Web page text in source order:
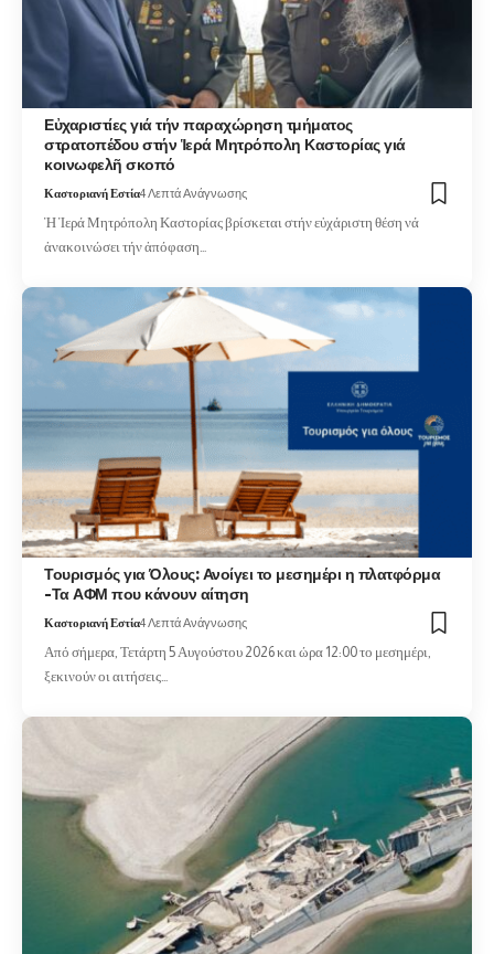
Εὐχαριστίες γιά τήν παραχώρηση τμήματος
στρατοπέδου στήν Ἱερά Μητρόπολη Καστορίας γιά
κοινωφελῆ σκοπό
Καστοριανή Εστία4 Λεπτά Ανάγνωσης
Ἡ Ἱερά Μητρόπολη Καστορίας βρίσκεται στήν εὐχάριστη θέση νά
ἀνακοινώσει τήν ἀπόφαση…
Τουρισμός για Όλους: Ανοίγει το μεσημέρι η πλατφόρμα
-Τα ΑΦΜ που κάνουν αίτηση
Καστοριανή Εστία4 Λεπτά Ανάγνωσης
Από σήμερα, Τετάρτη 5 Αυγούστου 2026 και ώρα 12:00 το μεσημέρι,
ξεκινούν οι αιτήσεις…